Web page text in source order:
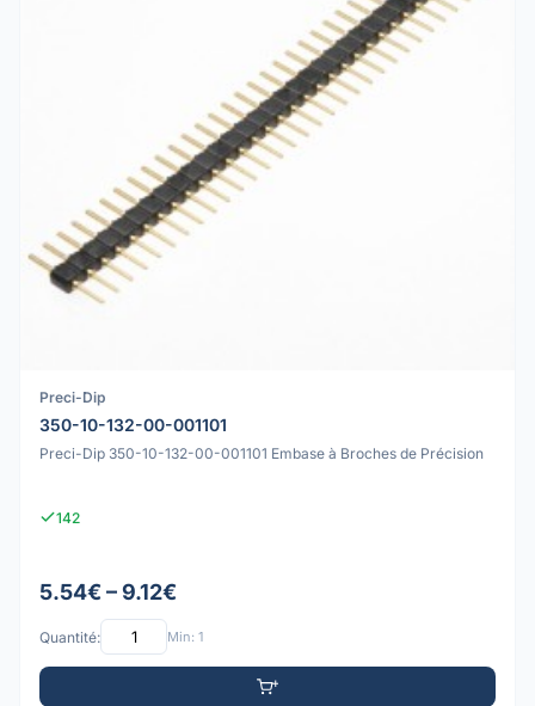
Preci-Dip
350-10-132-00-001101
Preci-Dip 350-10-132-00-001101 Embase à Broches de Précision
142
5.54€ – 9.12€
Quantité: Min: 1